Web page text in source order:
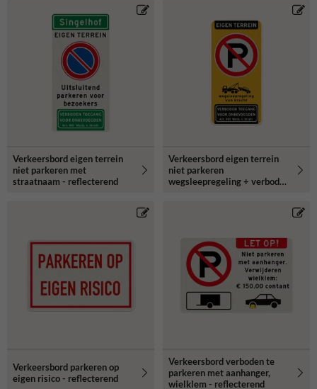
Verkeersbord eigen terrein
niet parkeren met
straatnaam - reflecterend
Verkeersbord eigen terrein
niet parkeren
wegsleepregeling + verboden
Verkeersbord parkeren op
eigen risico - reflecterend
Verkeersbord verboden te
parkeren met aanhanger,
wielklem - reflecterend